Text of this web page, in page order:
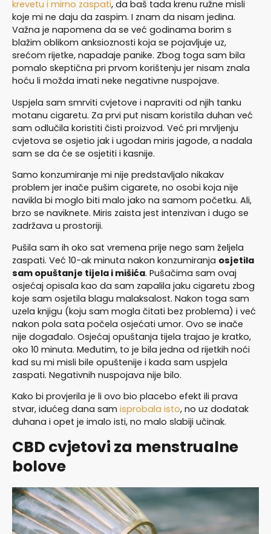
krevetu i mirno zaspati, da baš tada krenu ružne misli
koje mi ne daju da zaspim. I znam da nisam jedina.
Važna je napomena da se već godinama borim s
blažim oblikom anksioznosti koja se pojavljuje uz,
srećom rijetke, napadaje panike. Zbog toga sam bila
pomalo skeptična pri prvom korištenju jer nisam znala
hoću li možda imati neke negativne nuspojave.
Uspjela sam smrviti cvjetove i napraviti od njih tanku
motanu cigaretu. Za prvi put nisam koristila duhan već
sam odlučila koristiti čisti proizvod. Već pri mrvljenju
cvjetova se osjetio jak i ugodan miris jagode, a nadala
sam se da će se osjetiti i kasnije.
Samo konzumiranje mi nije predstavljalo nikakav
problem jer inače pušim cigarete, no osobi koja nije
navikla bi moglo biti malo jako na samom početku. Ali,
brzo se naviknete. Miris zaista jest intenzivan i dugo se
zadržava u prostoriji.
Pušila sam ih oko sat vremena prije nego sam željela
zaspati. Već 10-ak minuta nakon konzumiranja osjetila
sam opuštanje tijela i mišića. Pušačima sam ovaj
osjećaj opisala kao da sam zapalila jaku cigaretu zbog
koje sam osjetila blagu malaksalost. Nakon toga sam
uzela knjigu (koju sam mogla čitati bez problema) i već
nakon pola sata počela osjećati umor. Ovo se inače
nije događalo. Osjećaj opuštanja tijela trajao je kratko,
oko 10 minuta. Međutim, to je bila jedna od rijetkih noći
kad su mi misli bile opuštenije i kada sam uspjela
zaspati. Negativnih nuspojava nije bilo.
Kako bi provjerila je li ovo bio placebo efekt ili prava
stvar, idućeg dana sam isprobala isto, no uz dodatak
duhana i opet je imalo isti, no malo slabiji učinak.
CBD cvjetovi za menstrualne
bolove